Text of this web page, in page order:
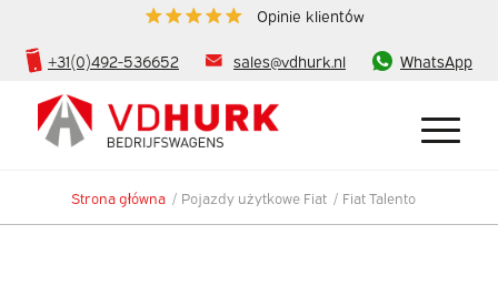
Opinie klientów
+31(0)492-536652 sales@vdhurk.nl WhatsApp
Strona główna / Pojazdy użytkowe Fiat / Fiat Talento